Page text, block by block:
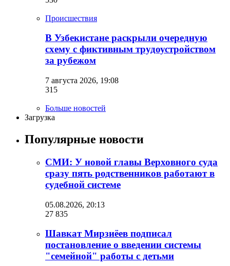
Происшествия
В Узбекистане раскрыли очередную
схему с фиктивным трудоустройством
за рубежом
7 августа 2026, 19:08
315
Больше новостей
Загрузка
Популярные новости
СМИ: У новой главы Верховного суда
сразу пять родственников работают в
судебной системе
05.08.2026, 20:13
27 835
Шавкат Мирзиёев подписал
постановление о введении системы
"семейной" работы с детьми